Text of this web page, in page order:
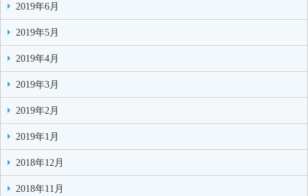
2019年6月
2019年5月
2019年4月
2019年3月
2019年2月
2019年1月
2018年12月
2018年11月